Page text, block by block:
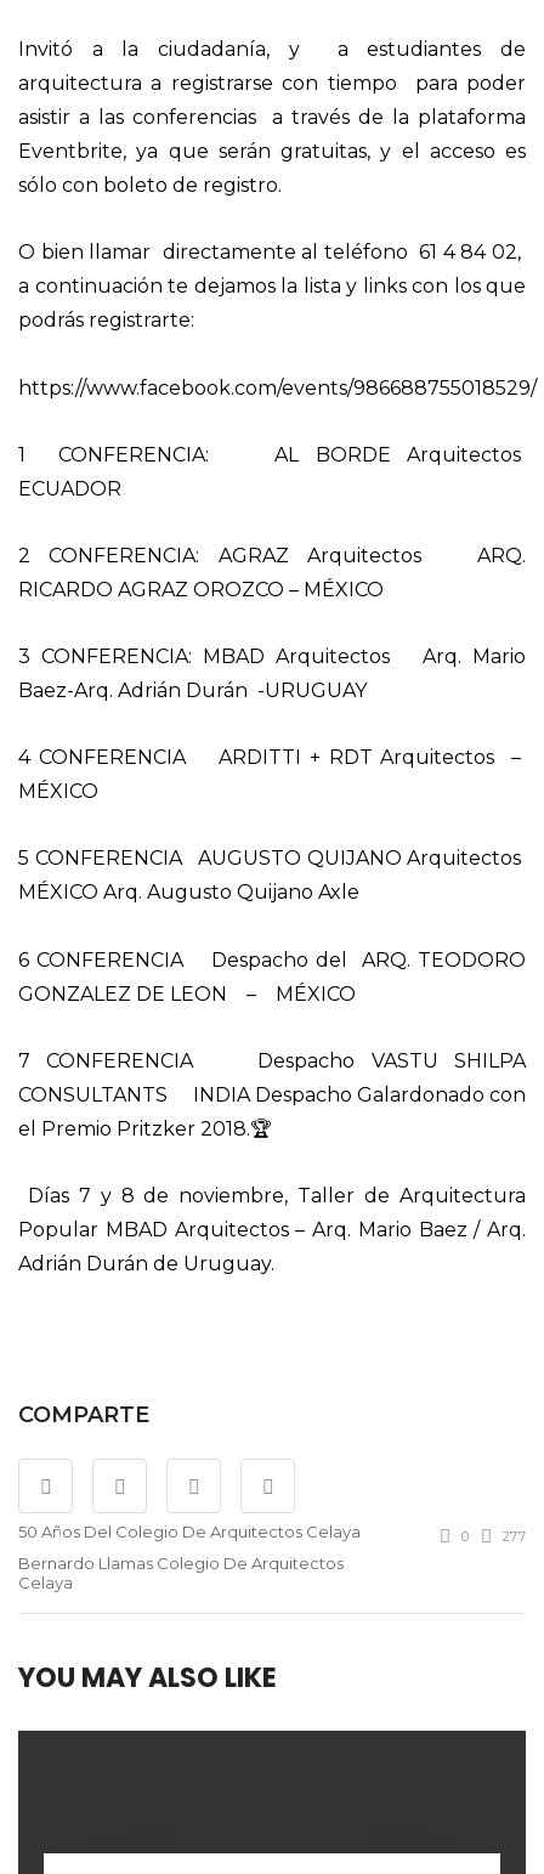
Invitó a la ciudadanía, y a estudiantes de
arquitectura a registrarse con tiempo para poder
asistir a las conferencias a través de la plataforma
Eventbrite, ya que serán gratuitas, y el acceso es
sólo con boleto de registro.
O bien llamar directamente al teléfono 61 4 84 02,
a continuación te dejamos la lista y links con los que
podrás registrarte:
https://www.facebook.com/events/986688755018529/
1 CONFERENCIA: AL BORDE Arquitectos
ECUADOR
2 CONFERENCIA: AGRAZ Arquitectos ARQ.
RICARDO AGRAZ OROZCO – MÉXICO
3 CONFERENCIA: MBAD Arquitectos Arq. Mario
Baez-Arq. Adrián Durán -URUGUAY
4 CONFERENCIA ARDITTI + RDT Arquitectos –
MÉXICO
5 CONFERENCIA AUGUSTO QUIJANO Arquitectos
MÉXICO Arq. Augusto Quijano Axle
6 CONFERENCIA Despacho del ARQ. TEODORO
GONZALEZ DE LEON – MÉXICO
7 CONFERENCIA Despacho VASTU SHILPA
CONSULTANTS INDIA Despacho Galardonado con
el Premio Pritzker 2018.🏆
Días 7 y 8 de noviembre, Taller de Arquitectura
Popular MBAD Arquitectos – Arq. Mario Baez / Arq.
Adrián Durán de Uruguay.
COMPARTE
50 Años Del Colegio De Arquitectos Celaya
Bernardo Llamas Colegio De Arquitectos
Celaya
0 277
YOU MAY ALSO LIKE